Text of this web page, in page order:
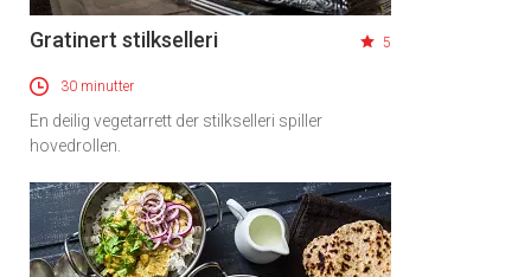
kan fritt velge hvilke du ønsker å få
tilsendt.
Registrer deg
Gratinert stilkselleri 5
30 minutter
En deilig vegetarrett der stilkselleri spiller
hovedrollen.